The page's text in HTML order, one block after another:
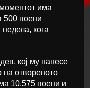
има
500 поени
кога
кој му нанесе
на отвореното
10.575 поени и